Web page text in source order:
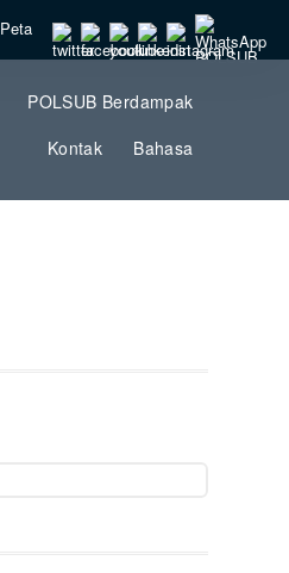
Peta
POLSUB Berdampak
Kontak
Bahasa